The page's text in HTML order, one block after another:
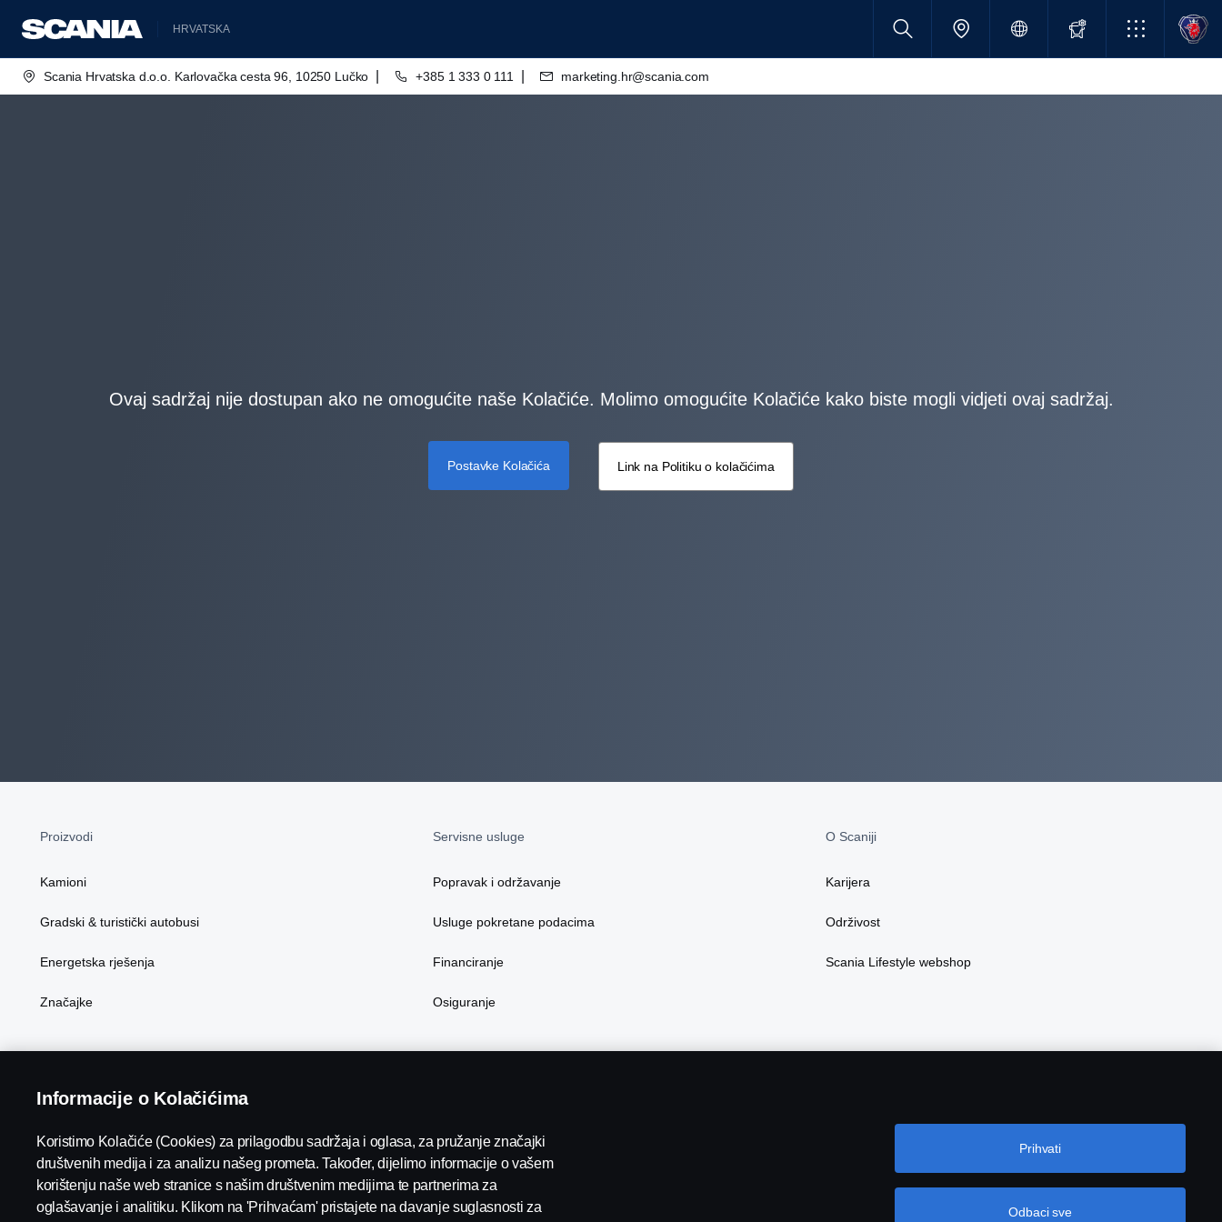
HRVATSKA
Scania Hrvatska d.o.o. Karlovačka cesta 96, 10250 Lučko +385 1 333 0 111 marketing.hr@scania.com
Ovaj sadržaj nije dostupan ako ne omogućite naše Kolačiće. Molimo omogućite Kolačiće kako biste mogli vidjeti ovaj sadržaj.
Postavke Kolačića Link na Politiku o kolačićima
Proizvodi
Kamioni
Gradski & turistički autobusi
Energetska rješenja
Značajke
Servisne usluge
Popravak i održavanje
Usluge pokretane podacima
Financiranje
Osiguranje
O Scaniji
Karijera
Održivost
Scania Lifestyle webshop
Scania in Your Region: HRVATSKA
Pravna obavijest Izjava o privatnosti Kolačići Kontaktirajte nas Whistleblowing
Informacije o Kolačićima
Koristimo Kolačiće (Cookies) za prilagodbu sadržaja i oglasa, za pružanje značajki
društvenih medija i za analizu našeg prometa. Također, dijelimo informacije o vašem
korištenju naše web stranice s našim društvenim medijima te partnerima za
oglašavanje i analitiku. Klikom na 'Prihvaćam' pristajete na davanje suglasnosti za
Odbaci sve
Prihvati